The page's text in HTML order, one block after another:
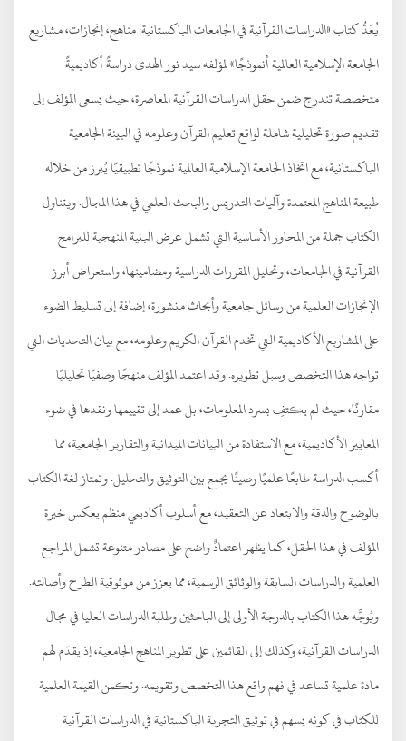
يُعَدُّ كتاب «الدراسات القرآنية في الجامعات الباكستانية: مناهج، إنجازات، مشاريع
الجامعة الإسلامية العالمية أنموذجًا» لمؤلفه سيد نور الهدى دراسةً أكاديميةً
متخصصة تندرج ضمن حقل الدراسات القرآنية المعاصرة، حيث يسعى المؤلف إلى
تقديم صورة تحليلية شاملة لواقع تعليم القرآن وعلومه في البيئة الجامعية
الباكستانية، مع اتخاذ الجامعة الإسلامية العالمية نموذجًا تطبيقيًا يُبرز من خلاله
طبيعة المناهج المعتمدة وآليات التدريس والبحث العلمي في هذا المجال. ويتناول
الكتاب جملة من المحاور الأساسية التي تشمل عرض البنية المنهجية للبرامج
القرآنية في الجامعات، وتحليل المقررات الدراسية ومضامينها، واستعراض أبرز
الإنجازات العلمية من رسائل جامعية وأبحاث منشورة، إضافة إلى تسليط الضوء
على المشاريع الأكاديمية التي تخدم القرآن الكريم وعلومه، مع بيان التحديات التي
تواجه هذا التخصص وسبل تطويره. وقد اعتمد المؤلف منهجًا وصفيًا تحليليًا
مقارنًا، حيث لم يكتفِ بسرد المعلومات، بل عمد إلى تقييمها ونقدها في ضوء
المعايير الأكاديمية، مع الاستفادة من البيانات الميدانية والتقارير الجامعية، مما
أكسب الدراسة طابعًا علميًا رصينًا يجمع بين التوثيق والتحليل. وتمتاز لغة الكتاب
بالوضوح والدقة والابتعاد عن التعقيد، مع أسلوب أكاديمي منظم يعكس خبرة
المؤلف في هذا الحقل، كما يظهر اعتمادٌ واضح على مصادر متنوعة تشمل المراجع
العلمية والدراسات السابقة والوثائق الرسمية، مما يعزز من موثوقية الطرح وأصالته.
ويُوجَّه هذا الكتاب بالدرجة الأولى إلى الباحثين وطلبة الدراسات العليا في مجال
الدراسات القرآنية، وكذلك إلى القائمين على تطوير المناهج الجامعية، إذ يقدّم لهم
مادة علمية تساعد في فهم واقع هذا التخصص وتقويمه. وتكمن القيمة العلمية
للكتاب في كونه يسهم في توثيق التجربة الباكستانية في الدراسات القرآنية